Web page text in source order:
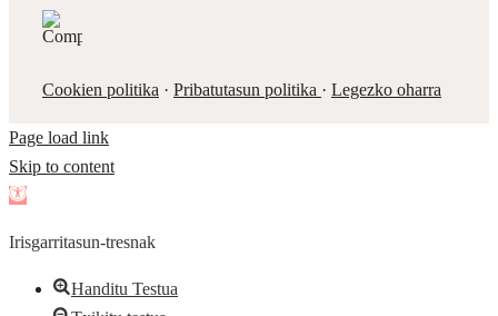
Cookien politika · Pribatutasun politika · Legezko oharra
Page load link
Skip to content
Open
Irisgarritasun-tresnak
Handitu Testua